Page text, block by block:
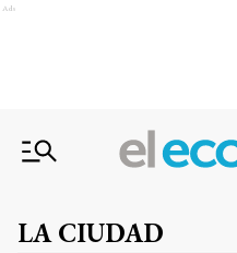
Ads
LA CIUDAD